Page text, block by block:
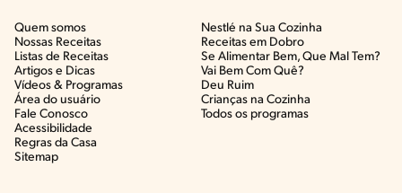
Quem somos
Nossas Receitas
Listas de Receitas​
Artigos e Dicas​
Vídeos & Programas​
Área do usuário
Fale Conosco
Acessibilidade
Regras da Casa
Sitemap
Nestlé na Sua Cozinha
Receitas em Dobro
Se Alimentar Bem, Que Mal Tem?​
Vai Bem Com Quê?​
Deu Ruim​
Crianças na Cozinha​
Todos os programas